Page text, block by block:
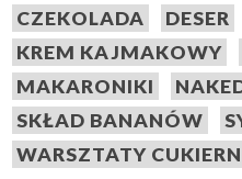
CZEKOLADA
DESER
KREM KAJMAKOWY
MAKARONIKI
SKŁAD BANANÓW
WARSZTATY